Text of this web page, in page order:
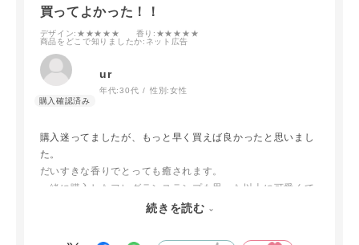
買ってよかった！！
デザイン:★★★★★ 香り :★★★★★
商品をどこで知りましたか:ネット広告
ur
年代:30代 性別:女性
購入迷ってましたが、もっと早く買えば良かったと思いまし
た。
だいすきな香りでとっても癒されます。
一緒に購入したフレグランスランプも思った以上に可愛くて
続きを読む